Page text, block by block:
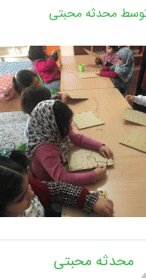
محدثه محبتی
محدثه محبتی